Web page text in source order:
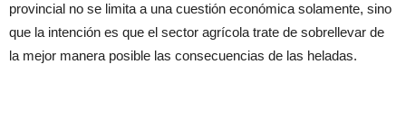
provincial no se limita a una cuestión económica solamente, sino
que la intención es que el sector agrícola trate de sobrellevar de
la mejor manera posible las consecuencias de las heladas.